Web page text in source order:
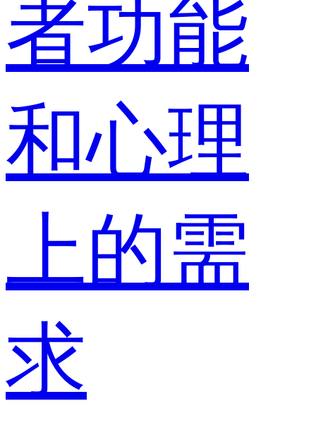
者功能
和心理
上的需
求